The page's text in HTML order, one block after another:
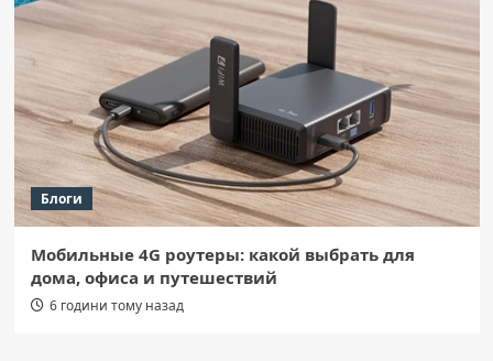
Блоги
Мобильные 4G роутеры: какой выбрать для
дома, офиса и путешествий
6 години тому назад